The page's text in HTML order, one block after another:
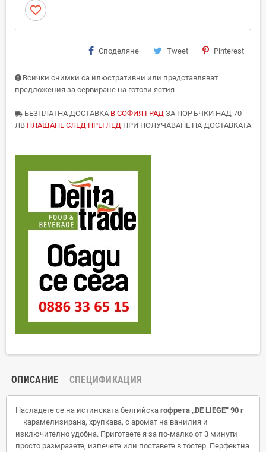
favorite_border
Споделяне Tweet Pinterest
Всички снимки са илюстративни или представляват
предложения за сервиране на готови ястия
local_shipping БЕЗПЛАТНА ДОСТАВКА В СОФИЯ ГРАД ЗА ПОРЪЧКИ НАД 70
ЛВ ПЛАЩАНЕ СЛЕД ПРЕГЛЕД ПРИ ПОЛУЧАВАНЕ НА ДОСТАВКАТА
ОПИСАНИЕ СПЕЦИФИКАЦИЯ
Насладете се на истинската белгийска гофрета „DE LIEGE“ 90 г
— карамелизирана, хрупкава, с аромат на ванилия и
изключително удобна. Пригответе я за по-малко от 3 минути —
просто размразете, изпечете или поставете в тостер. Перфектна